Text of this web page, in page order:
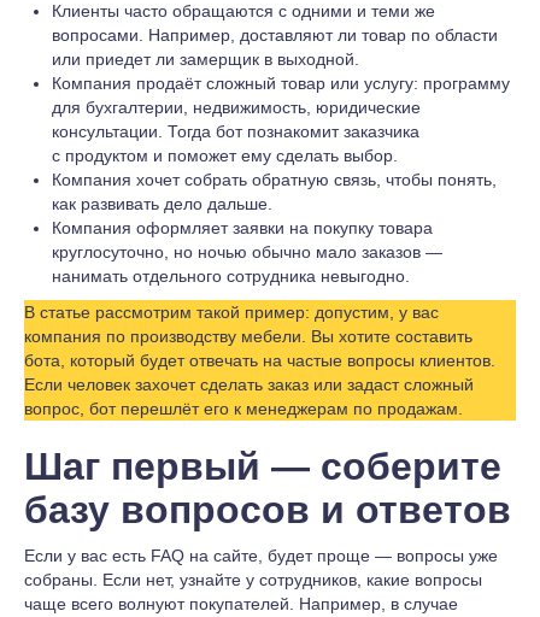
Клиенты часто обращаются с одними и теми же
вопросами. Например, доставляют ли товар по области
или приедет ли замерщик в выходной.
Компания продаёт сложный товар или услугу: программу
для бухгалтерии, недвижимость, юридические
консультации. Тогда бот познакомит заказчика
с продуктом и поможет ему сделать выбор.
Компания хочет собрать обратную связь, чтобы понять,
как развивать дело дальше.
Компания оформляет заявки на покупку товара
круглосуточно, но ночью обычно мало заказов —
нанимать отдельного сотрудника невыгодно.
В статье рассмотрим такой пример: допустим, у вас
компания по производству мебели. Вы хотите составить
бота, который будет отвечать на частые вопросы клиентов.
Если человек захочет сделать заказ или задаст сложный
вопрос, бот перешлёт его к менеджерам по продажам.
Шаг первый — соберите
базу вопросов и ответов
Если у вас есть FAQ на сайте, будет проще — вопросы уже
собраны. Если нет, узнайте у сотрудников, какие вопросы
чаще всего волнуют покупателей. Например, в случае